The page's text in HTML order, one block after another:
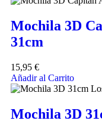
Mochila 3D
31cm
15,95 €
Añadir al Carrito
Mochila 3D